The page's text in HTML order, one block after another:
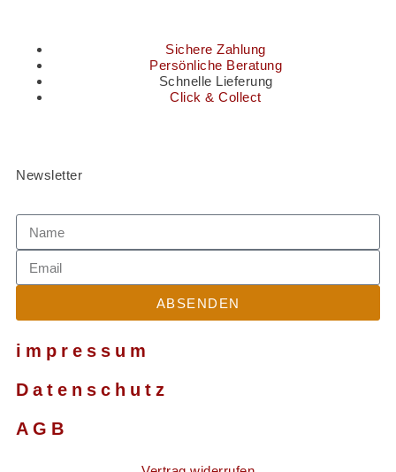
Sichere Zahlung
Persönliche Beratung
Schnelle Lieferung
Click & Collect
Newsletter
ABSENDEN
impressum
Datenschutz
AGB